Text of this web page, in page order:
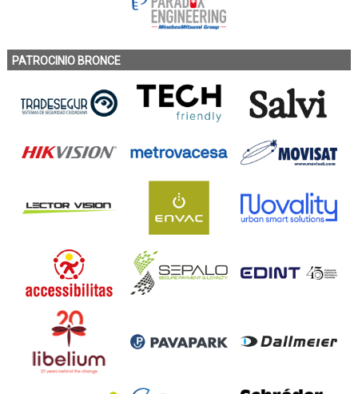
PATROCINIO BRONCE